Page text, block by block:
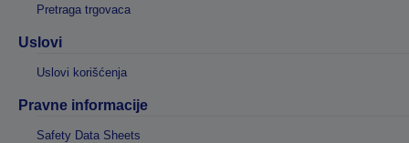
Pretraga trgovaca
Uslovi
Uslovi korišćenja
Pravne informacije
Safety Data Sheets